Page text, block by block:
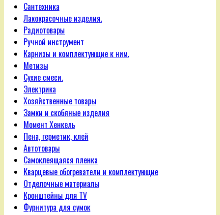
Сантехника
Лакокрасочные изделия.
Радиотовары
Ручной инструмент
Карнизы и комплектующие к ним.
Метизы
Сухие смеси.
Электрика
Хозяйственные товары
Замки и скобяные изделия
Момент Хенкель
Пена, герметик, клей
Автотовары
Самоклеящаяся пленка
Кварцевые обогреватели и комплектующие
Отделочные материалы
Кронштейны для TV
Фурнитура для сумок